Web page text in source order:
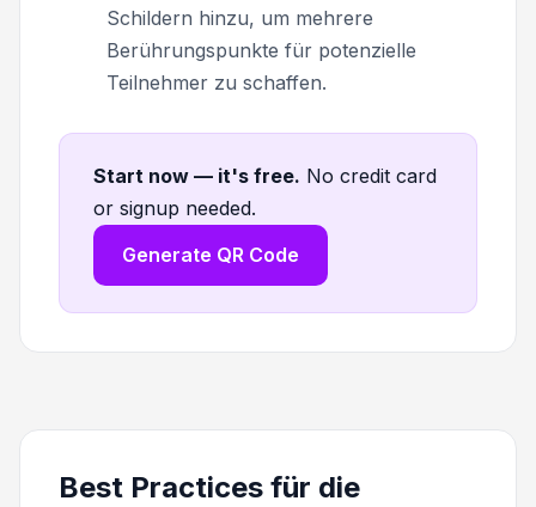
Schildern hinzu, um mehrere
Berührungspunkte für potenzielle
Teilnehmer zu schaffen.
Start now — it's free. No credit card
or signup needed.
Generate QR Code
Best Practices für die